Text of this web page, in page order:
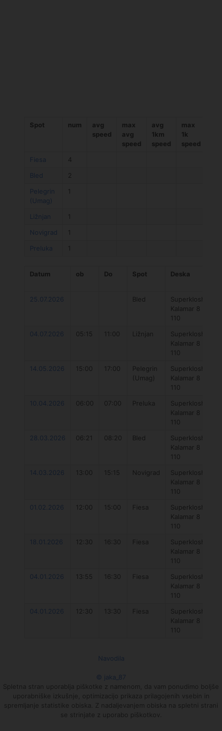
Spot num
avg
speed
max
avg
speed
avg
1km
speed
max
1k
speed
Fiesa
4
Bled
2
Pelegrin
(Umag)
1
Ližnjan
1
Novigrad
1
Preluka
1
Datum ob Do Spot Deska
25.07.2026 Bled
Superklosh
Kalamar 8
110
04.07.2026 05:15 11:00 Ližnjan
Superklosh
Kalamar 8
110
14.05.2026 15:00 17:00
Pelegrin
(Umag)
Superklosh
Kalamar 8
110
10.04.2026 06:00 07:00 Preluka
Superklosh
Kalamar 8
110
28.03.2026 06:21 08:20 Bled
Superklosh
Kalamar 8
110
14.03.2026 13:00 15:15 Novigrad
Superklosh
Kalamar 8
110
01.02.2026 12:00 15:00 Fiesa
Superklosh
Kalamar 8
110
18.01.2026 12:30 16:30 Fiesa
Superklosh
Kalamar 8
110
04.01.2026 13:55 16:30 Fiesa
Superklosh
Kalamar 8
110
04.01.2026 12:30 13:30 Fiesa
Superklosh
Kalamar 8
110
Navodila
© jaka_87
Spletna stran uporablja piškotke z namenom, da vam ponudimo boljše
uporabniške izkušnje, optimizacijo prikaza prilagojenih vsebin in
spremljanje statistike obiska. Z nadaljevanjem obiska na spletni strani
se strinjate z uporabo piškotkov.